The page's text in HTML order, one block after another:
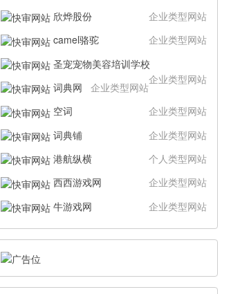
欣烨股份
企业类型网站
camel骆驼
企业类型网站
圣宠宠物美容培训学校
企业类型网站
词典网
企业类型网站
空词
企业类型网站
词典铺
企业类型网站
港航纵横
个人类型网站
西西游戏网
企业类型网站
牛游戏网
企业类型网站